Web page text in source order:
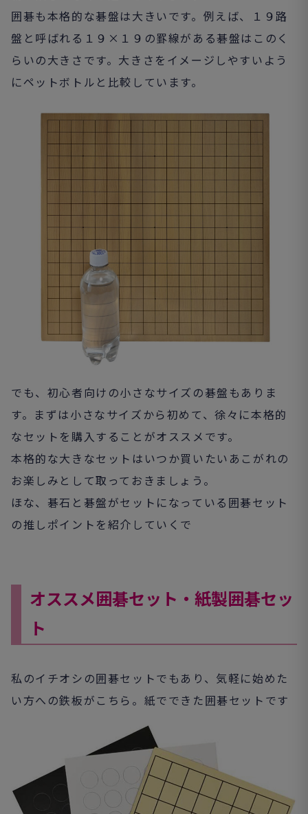
囲碁も本格的な碁盤は大きいです。例えば、１９路
盤と呼ばれる１９×１９の罫線がある碁盤はこのく
らいの大きさです。大きさをイメージしやすいよう
にペットボトルと比較しています。
でも、初心者向けの小さなサイズの碁盤もありま
す。まずは小さなサイズから初めて、徐々に本格的
なセットを購入することがオススメです。
本格的な大きなセットはいつか買いたいあこがれの
お楽しみとして取っておきましょう。
ほな、碁石と碁盤がセットになっている囲碁セット
の推しポイントを紹介していくで
オススメ囲碁セット・紙製囲碁セッ
ト
私のイチオシの囲碁セットでもあり、気軽に始めた
い方への鉄板がこちら。紙でできた囲碁セットです